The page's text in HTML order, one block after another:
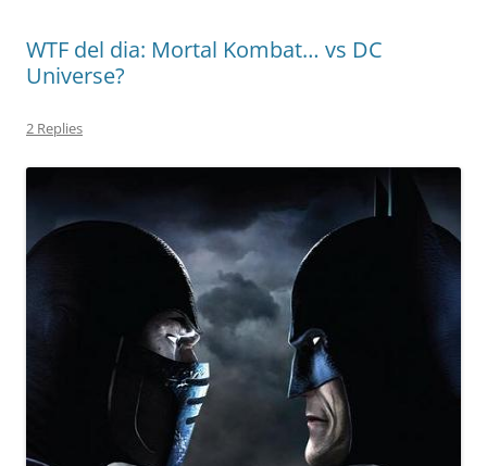
WTF del dia: Mortal Kombat… vs DC
Universe?
2 Replies